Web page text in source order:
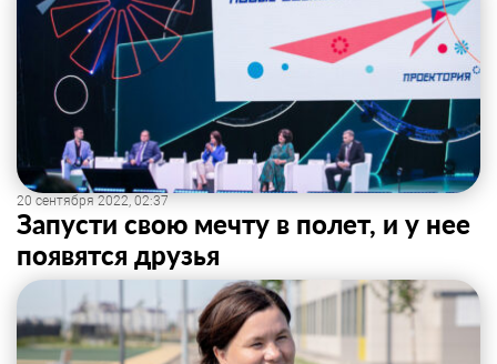
20 сентября 2022, 02:37
Запусти свою мечту в полет, и у нее
появятся друзья